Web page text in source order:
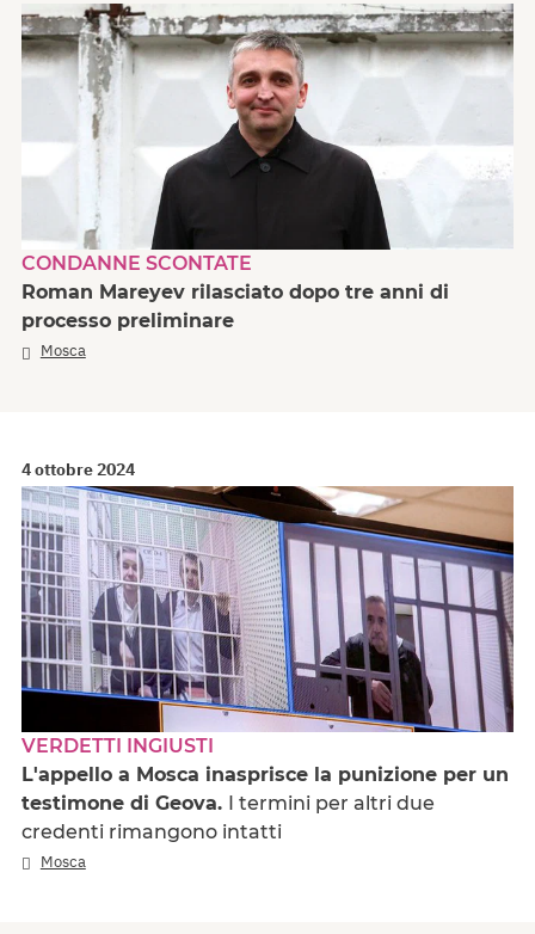
CONDANNE SCONTATE
Roman Mareyev rilasciato dopo tre anni di
processo preliminare
Mosca
4 ottobre 2024
VERDETTI INGIUSTI
L'appello a Mosca inasprisce la punizione per un
testimone di Geova. I termini per altri due
credenti rimangono intatti
Mosca